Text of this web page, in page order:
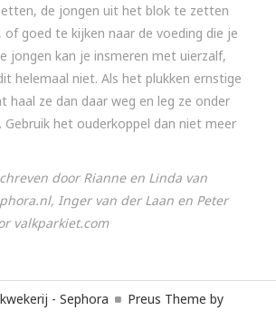
de jongen uit het blok te zetten
of goed te kijken naar de voeding die je
jongen kan je insmeren met uierzalf,
helemaal niet. Als het plukken ernstige
haal ze dan daar weg en leg ze onder
Gebruik het ouderkoppel dan niet meer
door Rianne en Linda van
Inger van der Laan en Peter
valkparkiet.com
- Sephora
Preus Theme by